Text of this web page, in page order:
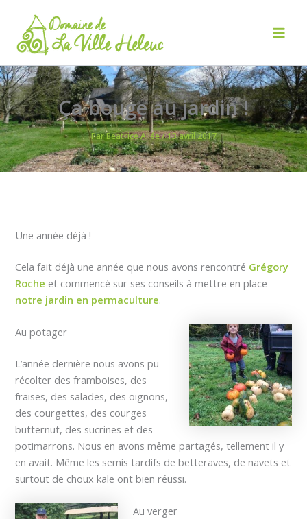
contenu
Main
Ça bouge au jardin !
ParBeatrice Allée/13 avril 2017
Une année déjà !
Cela fait déjà une année que nous avons rencontré Grégory
Roche et commencé sur ses conseils à mettre en place
notre jardin en permaculture.
Au potager
L’année dernière nous avons pu
récolter des framboises, des
fraises, des salades, des oignons,
des courgettes, des courges
butternut, des sucrines et des
potimarrons. Nous en avons même partagés, tellement il y
en avait. Même les semis tardifs de betteraves, de navets et
surtout de choux kale ont bien réussi.
Au verger